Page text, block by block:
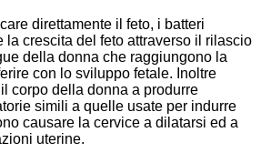
direttamente il feto, i batteri
la crescita del feto attraverso il rilascio
della donna che raggiungono la
con lo sviluppo fetale. Inoltre
corpo della donna a produrre
simili a quelle usate per indurre
causare la cervice a dilatarsi ed a
uterine.